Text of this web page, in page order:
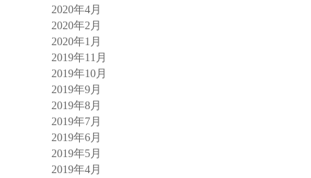
2020年4月
2020年2月
2020年1月
2019年11月
2019年10月
2019年9月
2019年8月
2019年7月
2019年6月
2019年5月
2019年4月